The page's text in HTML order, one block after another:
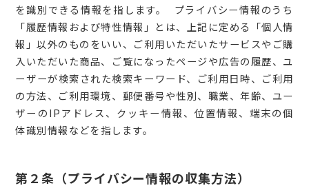
を識別できる情報を指します。 プライバシー情報のうち
「履歴情報および特性情報」とは、上記に定める「個人情
報」以外のものをいい、ご利用いただいたサービスやご購
入いただいた商品、ご覧になったページや広告の履歴、ユ
ーザーが検索された検索キーワード、ご利用日時、ご利用
の方法、ご利用環境、郵便番号や性別、職業、年齢、ユー
ザーのIPアドレス、クッキー情報、位置情報、端末の個
体識別情報などを指します。
第２条（プライバシー情報の収集方法）